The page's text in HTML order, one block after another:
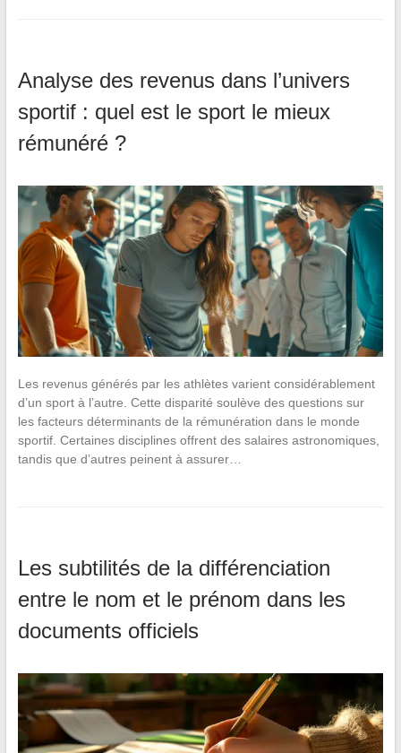
Analyse des revenus dans l’univers
sportif : quel est le sport le mieux
rémunéré ?
Les revenus générés par les athlètes varient considérablement
d’un sport à l’autre. Cette disparité soulève des questions sur
les facteurs déterminants de la rémunération dans le monde
sportif. Certaines disciplines offrent des salaires astronomiques,
tandis que d’autres peinent à assurer…
Les subtilités de la différenciation
entre le nom et le prénom dans les
documents officiels